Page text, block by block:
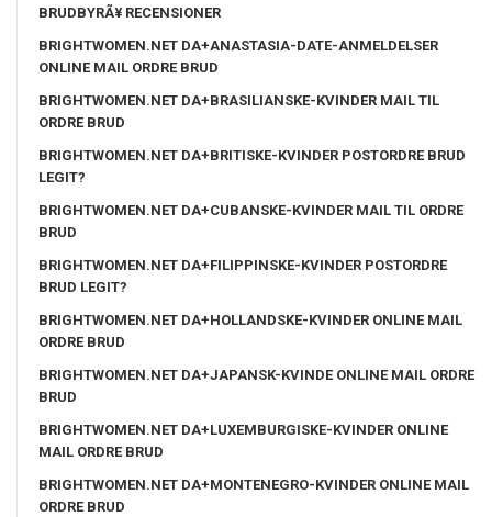
BRUDBYRÃ¥ RECENSIONER
BRIGHTWOMEN.NET DA+ANASTASIA-DATE-ANMELDELSER
ONLINE MAIL ORDRE BRUD
BRIGHTWOMEN.NET DA+BRASILIANSKE-KVINDER MAIL TIL
ORDRE BRUD
BRIGHTWOMEN.NET DA+BRITISKE-KVINDER POSTORDRE BRUD
LEGIT?
BRIGHTWOMEN.NET DA+CUBANSKE-KVINDER MAIL TIL ORDRE
BRUD
BRIGHTWOMEN.NET DA+FILIPPINSKE-KVINDER POSTORDRE
BRUD LEGIT?
BRIGHTWOMEN.NET DA+HOLLANDSKE-KVINDER ONLINE MAIL
ORDRE BRUD
BRIGHTWOMEN.NET DA+JAPANSK-KVINDE ONLINE MAIL ORDRE
BRUD
BRIGHTWOMEN.NET DA+LUXEMBURGISKE-KVINDER ONLINE
MAIL ORDRE BRUD
BRIGHTWOMEN.NET DA+MONTENEGRO-KVINDER ONLINE MAIL
ORDRE BRUD